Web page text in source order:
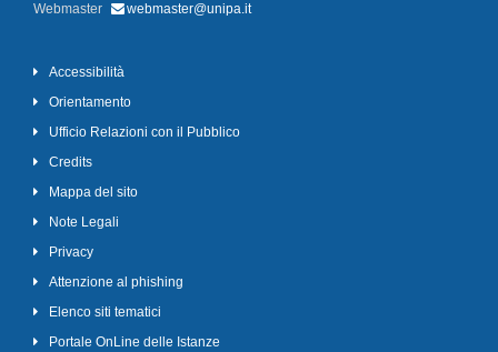
Webmaster
webmaster@unipa.it
Accessibilità
Orientamento
Ufficio Relazioni con il Pubblico
Credits
Mappa del sito
Note Legali
Privacy
Attenzione al phishing
Elenco siti tematici
Portale OnLine delle Istanze